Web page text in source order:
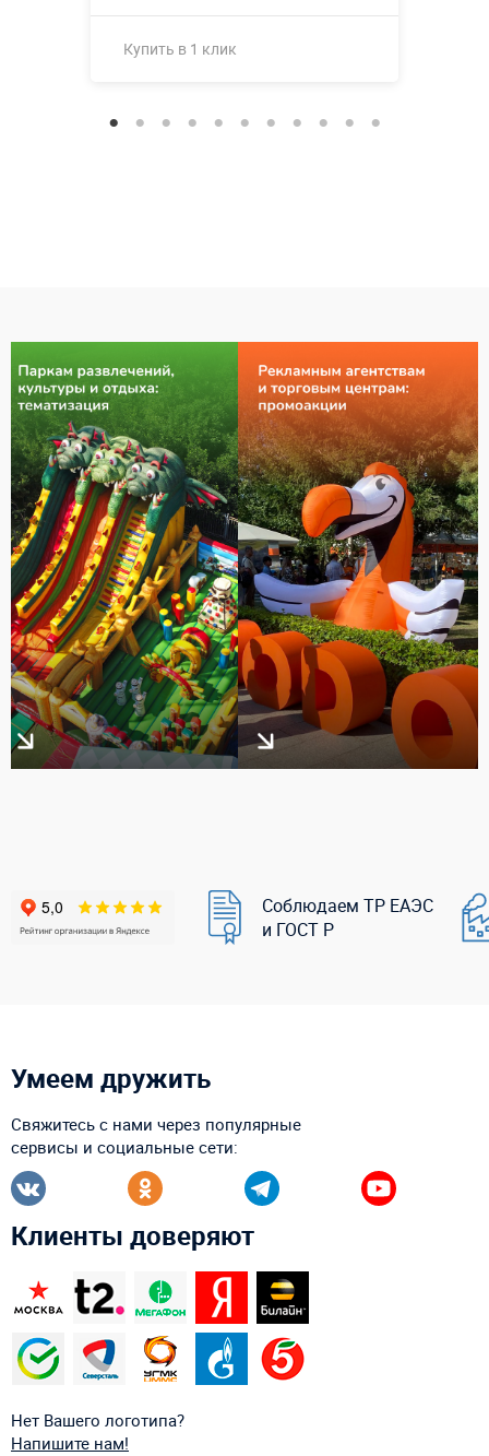
Купить в 1 клик
Соблюдаем ТР ЕАЭС
и ГОСТ Р
Умеем дружить
Свяжитесь с нами через популярные
сервисы и социальные сети:
Клиенты доверяют
Нет Вашего логотипа?
Напишите нам!